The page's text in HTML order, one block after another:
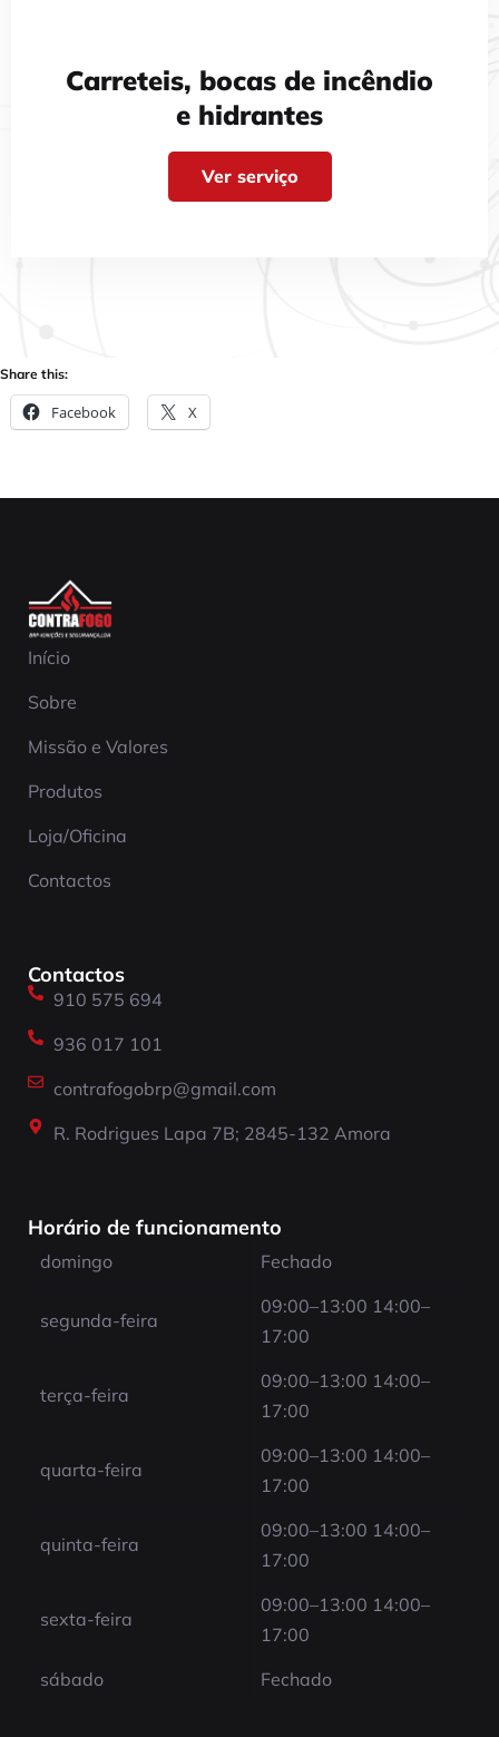
Carreteis, bocas de incêndio
e hidrantes
Ver serviço
Share this:
Facebook X
Início
Sobre
Missão e Valores
Produtos
Loja/Oficina
Contactos
Contactos
910 575 694
936 017 101
contrafogobrp@gmail.com
R. Rodrigues Lapa 7B; 2845-132 Amora
Horário de funcionamento
domingo Fechado
segunda-feira
09:00–13:00 14:00–
17:00
terça-feira
09:00–13:00 14:00–
17:00
quarta-feira
09:00–13:00 14:00–
17:00
quinta-feira
09:00–13:00 14:00–
17:00
sexta-feira
09:00–13:00 14:00–
17:00
sábado
Fechado